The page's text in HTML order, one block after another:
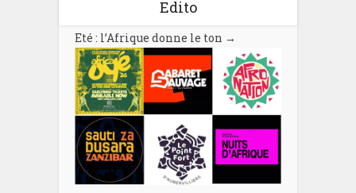
Edito
Eté : l’Afrique donne le ton →